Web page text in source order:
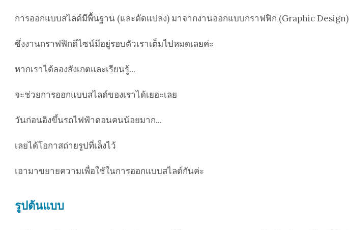
การออกแบบสไลด์มีพื้นฐาน (และดัดแปลง) มาจากงานออกแบบกราฟฟิก (Graphic Design)
ซึ่งงานกราฟฟิกดีไซน์มีอยู่รอบตัวเราเต็มไปหมดเลยค่ะ
หากเราได้ลองสังเกตและเรียนรู้...
จะช่วยการออกแบบสไลด์ของเราได้เยอะเลย
วันก่อนอิงขึ้นรถไฟฟ้าตอนคนน้อยมาก...
เลยได้โอกาสถ่ายรูปที่เล็งไว้
เอามาขยายความเพื่อใช้ในการออกแบบสไลด์กันค่ะ
รูปต้นแบบ